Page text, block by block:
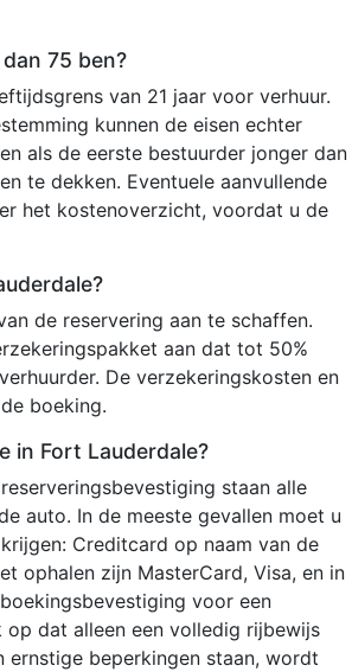
75 ben?
van 21 jaar voor verhuur.
kunnen de eisen echter
als de eerste bestuurder jonger dan
te dekken. Eventuele aanvullende
het kostenoverzicht, voordat u de
de reservering aan te schaffen.
aan dat tot 50%
De verzekeringskosten en
boeking.
in Fort Lauderdale?
staan alle
auto. In de meeste gevallen moet u
Creditcard op naam van de
ophalen zijn MasterCard, Visa, en in
voor een
dat alleen een volledig rijbewijs
ernstige beperkingen staan, wordt